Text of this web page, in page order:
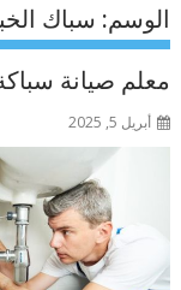
الوسم: سباك
معلم صيانة سباكة
أبريل 5, 2025